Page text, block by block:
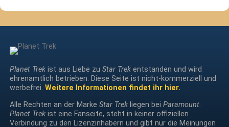
Planet Trekist aus Liebe zu Star Trekentstanden und wird
ehrenamtlich betrieben. Diese Seite ist nicht-kommerziell und
werbefrei. Weitere Informationen findet ihr hier.
Alle Rechten an der Marke Star Trekliegen bei Paramount.
Planet Trekist eine Fanseite, steht in keiner offiziellen
Verbindung zu den Lizenzinhabern und gibt nur die Meinungen